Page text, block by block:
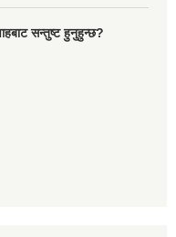
सन्तुष्ट हुनुहुन्छ?